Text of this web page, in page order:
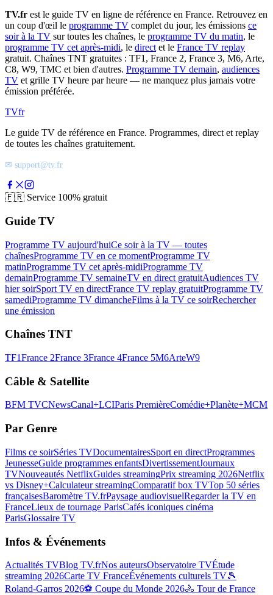
TV.fr est le guide TV en ligne de référence en France. Retrouvez en
un coup d'œil le programme TV complet du jour, les émissions ce
soir à la TV sur toutes les chaînes, le programme TV du matin, le
programme TV cet après-midi, le direct et le France TV replay
gratuit. Chaînes TNT gratuites : TF1, France 2, France 3, M6, Arte,
C8, W9, TMC et bien d'autres. Programme TV demain, audiences
TV et grille TV heure par heure — ne manquez plus jamais votre
émission préférée.
TVfr
Le guide TV de référence en France. Programmes, direct et replay
de toutes les chaînes gratuitement.
✉ support@tv.fr
🇫🇷 Service 100% gratuit
Guide TV
Programme TV aujourd'huiCe soir à la TV — toutes
chaînesProgramme TV en ce momentProgramme TV
matinProgramme TV cet après-midiProgramme TV
demainProgramme TV semaineTV en direct gratuitAudiences TV
hier soirSport TV en directFrance TV replay gratuitProgramme TV
samediProgramme TV dimancheFilms à la TV ce soirRechercher
une émission
Chaînes TNT
TF1France 2France 3France 4France 5M6ArteW9
Câble & Satellite
BFM TVCNewsCanal+LCIParis PremièreComédie+Planète+MCM
Par Genre
Films ce soirSéries TVDocumentairesSport en directProgrammes
JeunesseGuide programmes enfantsDivertissementJournaux
TVNouveautés NetflixGuides streamingPrix streaming 2026Netflix
vs Disney+Calculateur streamingComparatif box TVTop 50 séries
françaisesBaromètre TV.frPaysage audiovisuelRegarder la TV en
FranceLieux de tournage ParisCafés iconiques cinéma
ParisGlossaire TV
Infos & Événements
Actualités TVBlog TV.frNos auteursObservatoire TVÉtude
streaming 2026Carte TV FranceÉvénements culturels TV🎾
Roland-Garros 2026⚽ Coupe du Monde 2026🚴 Tour de France